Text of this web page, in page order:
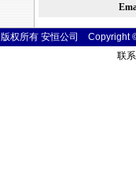
版权所有 安恒公司 Copyright
联